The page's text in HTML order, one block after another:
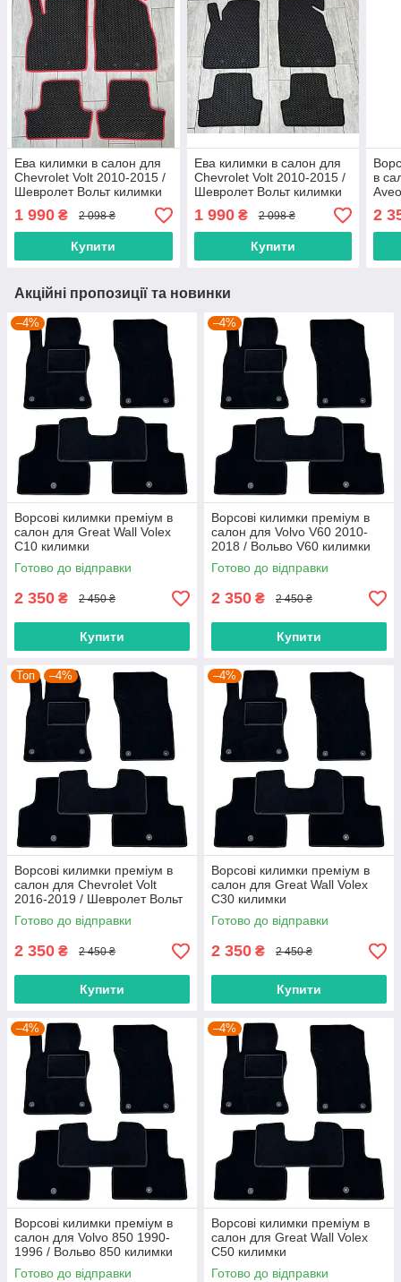
Ева килимки в салон для
Chevrolet Volt 2010-2015 /
Шевролет Вольт килимки
1 990 ₴ 2 098 ₴
Купити
Ева килимки в салон для
Chevrolet Volt 2010-2015 /
Шевролет Вольт килимки
1 990₴ 2 098 ₴
Купити
в
2
Акційні пропозиції та новинки
–4%
Ворсові килимки преміум в
салон для Great Wall Volex
C10 килимки
Готово до відправки
2 350 ₴ 2 450 ₴
Купити
–4%
Ворсові килимки преміум в
салон для Volvo V60 2010-
2018 / Вольво V60 килимки
Готово до відправки
2 350 ₴ 2 450 ₴
Купити
Топ –4%
Ворсові килимки преміум в
салон для Chevrolet Volt
2016-2019 / Шевролет Вольт
килимки
Готово до відправки
2 350 ₴ 2 450 ₴
Купити
–4%
Ворсові килимки преміум в
салон для Great Wall Volex
C30 килимки
Готово до відправки
2 350 ₴ 2 450 ₴
Купити
–4%
Ворсові килимки преміум в
салон для Volvo 850 1990-
1996 / Вольво 850 килимки
Готово до відправки
–4%
Ворсові килимки преміум в
салон для Great Wall Volex
C50 килимки
Готово до відправки